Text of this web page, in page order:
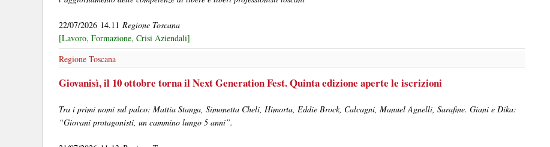
22/07/2026 14.11Regione Toscana
[Lavoro, Formazione, Crisi Aziendali]
Regione Toscana
Giovanisì, il 10 ottobre torna il Next Generation Fest. Quinta edizione aperte le iscrizioni
Tra i primi nomi sul palco: Mattia Stanga, Simonetta Cheli, Himorta, Eddie Brock, Calcagni, Manuel Agnelli, Sarafine. Giani e Dika:
“Giovani protagonisti, un cammino lungo 5 anni”.